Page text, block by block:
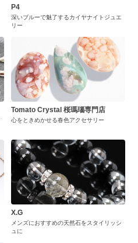
P4
深いブルーで魅了するカイヤナイトジュエ
リー
Tomato Crystal 桜瑪瑙専門店
心をときめかせる春色アクセサリー
X.G
メンズにおすすめの天然石をスタイリッシ
ュに